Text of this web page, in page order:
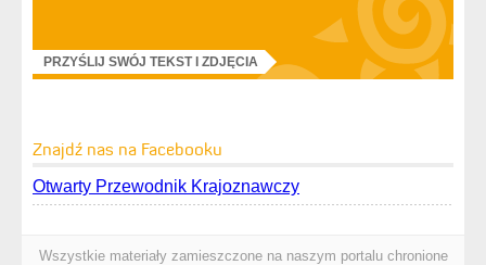
PRZYŚLIJ SWÓJ TEKST I ZDJĘCIA
Znajdź nas na Facebooku
Otwarty Przewodnik Krajoznawczy
Wszystkie materiały zamieszczone na naszym portalu chronione